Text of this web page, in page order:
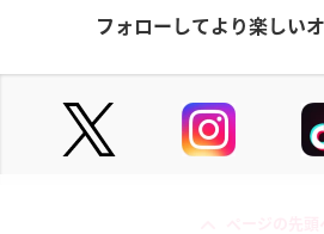
フォローしてより楽しい